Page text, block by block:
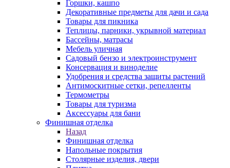
Горшки, кашпо
Декоративные предметы для дачи и сада
Товары для пикника
Теплицы, парники, укрывной материал
Бассейны, матрасы
Мебель уличная
Садовый бензо и электроинструмент
Консервация и виноделие
Удобрения и средства защиты растений
Антимоскитные сетки, репелленты
Термометры
Товары для туризма
Аксессуары для бани
Финишная отделка
Назад
Финишная отделка
Напольные покрытия
Столярные изделия, двери